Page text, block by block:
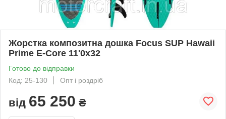
Жорстка композитна дошка Focus SUP Hawaii
Prime E-Core 11'0х32
Готово до відправки
Код: 25-130
Опт і роздріб
від 65 250 ₴